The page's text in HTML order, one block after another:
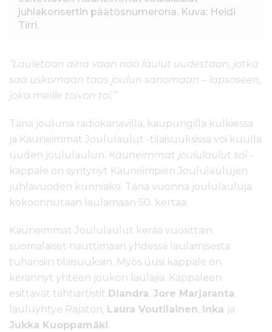
juhlakonsertin päätösnumerona. Kuva: Heidi
Tirri.
“Lauletaan aina vaan nää laulut uudestaan, jotka
saa uskomaan taas joulun sanomaan – lapsoseen,
joka meille toivon toi.”
Tänä jouluna radiokanavilla, kaupungilla kulkiessa
ja Kauneimmat Joululaulut -tilaisuuksissa voi kuulla
uuden joululaulun. Kauneimmat joululaulut soi -
kappale on syntynyt Kauneimpien Joululaulujen
juhlavuoden kunniaksi. Tänä vuonna joululauluja
kokoonnutaan laulamaan 50. kertaa.
Kauneimmat Joululaulut kerää vuosittain
suomalaiset nauttimaan yhdessä laulamisesta
tuhansiin tilaisuuksiin. Myös uusi kappale on
kerännyt yhteen joukon laulajia. Kappaleen
esittävät tähtiartistit Diandra, Jore Marjaranta,
lauluyhtye Rajaton, Laura Voutilainen, Inka ja
Jukka Kuoppamäki.